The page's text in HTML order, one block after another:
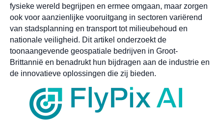
fysieke wereld begrijpen en ermee omgaan, maar zorgen
ook voor aanzienlijke vooruitgang in sectoren variërend
van stadsplanning en transport tot milieubehoud en
nationale veiligheid. Dit artikel onderzoekt de
toonaangevende geospatiale bedrijven in Groot-
Brittannië en benadrukt hun bijdragen aan de industrie en
de innovatieve oplossingen die zij bieden.